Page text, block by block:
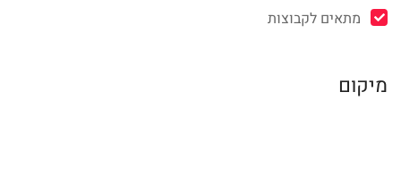
מתאים לקבוצות
מיקום